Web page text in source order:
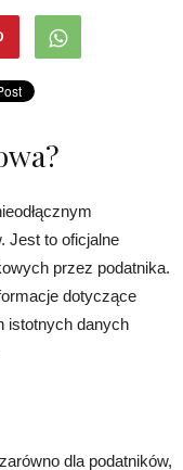
Jest to oficjalne
przez podatnika.
dotyczące
istotnych danych
dla podatników,